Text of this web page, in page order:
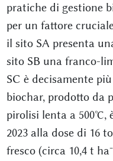
pratiche di gestione
per un fattore
il sito SA presenta
sito SB una franco-
SC è decisamente
biochar, prodotto da
pirolisi lenta a
2023 alla dose di 16
fresco (circa 10,4 t